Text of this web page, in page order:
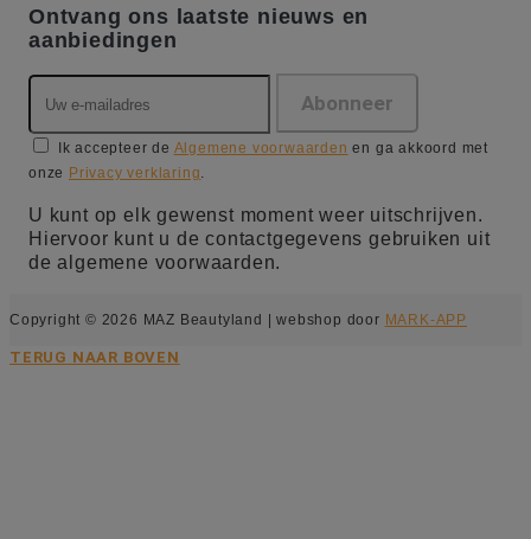
Ontvang ons laatste nieuws en
aanbiedingen
Ik accepteer de Algemene voorwaarden en ga akkoord met
onze Privacy verklaring.
U kunt op elk gewenst moment weer uitschrijven.
Hiervoor kunt u de contactgegevens gebruiken uit
de algemene voorwaarden.
Copyright © 2026 MAZ Beautyland | webshop door MARK-APP
TERUG NAAR BOVEN